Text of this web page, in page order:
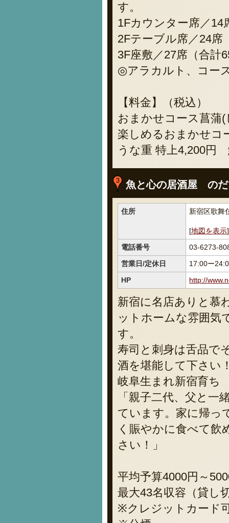
す。
1Fカウンター席／14
2Fテーブル席／24席
3F座敷／27席（合計
◎アラカルト、コー
【料金】（税込）
おまかせコース菖蒲
楽しめるおまかせコ
うな重 特上4,200円
魚と心の居酒屋 のだ
住所 新宿区歌
[地図を表示]
電話番号
03-6273-
営業日/定休日
17:00ー
HP
http://
新宿に名店ありと慕
ットホームな雰囲気
す。
寿司と刺身は舌品で
酒を堪能して下さい
岐阜生まれ新宿育ち
「親子二代、父と
ています。家に帰っ
く賑やかに食べて飲
さい！」
平均予算4000円～
最大43名収容（貸し
※クレジットカード